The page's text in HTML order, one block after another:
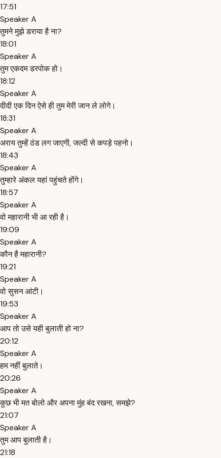
17:51
Speaker A
तुमने मुझे डराया है ना?
18:01
Speaker A
तुम एकदम डरपोक हो।
18:12
Speaker A
दीदी एक दिन ऐसे ही तुम मेरी जान ले लोगे।
18:31
Speaker A
अराय तुम्हें ठंड लग जाएगी, जल्दी से कपड़े पहनो।
18:43
Speaker A
तुम्हारे अंकल यहां पहुंचते होंगे।
18:57
Speaker A
वो महारानी भी आ रही है।
19:09
Speaker A
कौन है महारानी?
19:21
Speaker A
वो सुसन आंटी।
19:53
Speaker A
आप तो उसे यही बुलाती हो ना?
20:12
Speaker A
हम नहीं बुलाते।
20:26
Speaker A
कुछ भी मत बोलो और अपना मुंह बंद रखना, समझे?
21:07
Speaker A
तुम आप बुलाती है।
21:18